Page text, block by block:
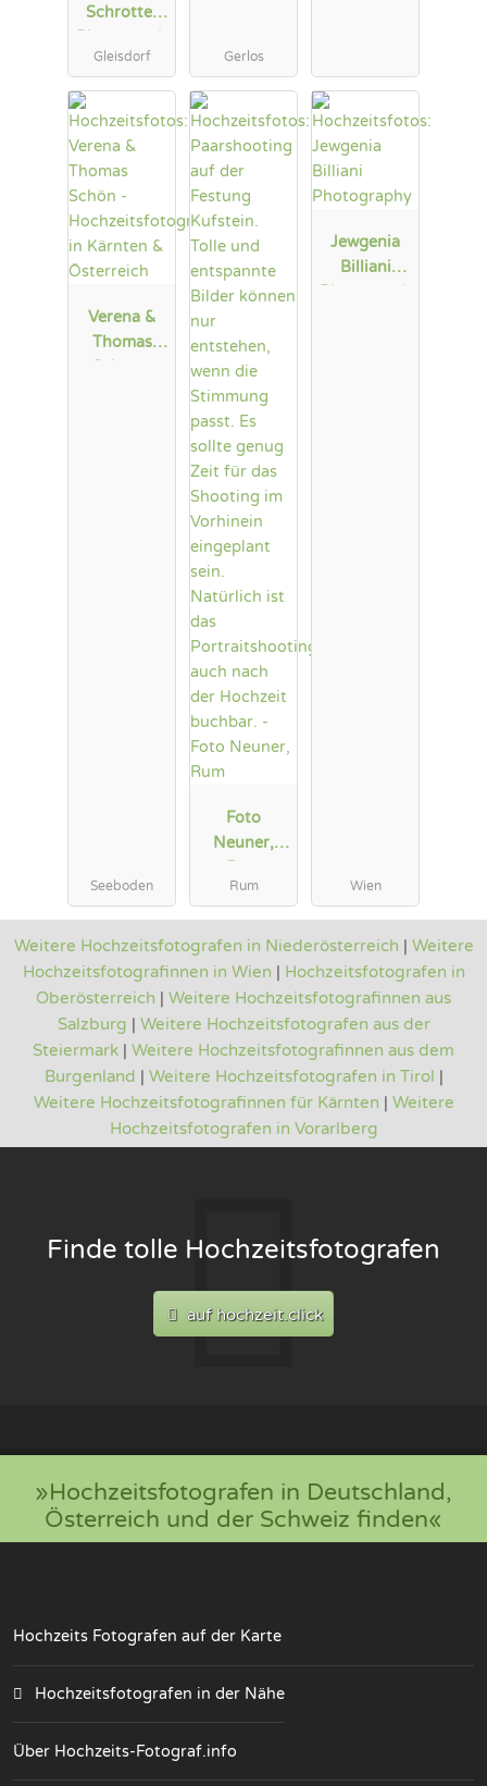
Schrotter
Gleisdorf Gerlos
Verena &
Thomas
Seeboden
Foto
Neuner,
Rum
Jewgenia
Billiani
Wien
Weitere Hochzeitsfotografen in Niederösterreich
Weitere
Hochzeitsfotografinnen in Wien
Hochzeitsfotografen in
Oberösterreich
Weitere Hochzeitsfotografinnen aus
Salzburg
Weitere Hochzeitsfotografen aus der
Steiermark
Weitere Hochzeitsfotografinnen aus dem
Burgenland
Weitere Hochzeitsfotografen in Tirol
Weitere Hochzeitsfotografinnen für Kärnten
Weitere
Hochzeitsfotografen in Vorarlberg
Finde tolle Hochzeitsfotografen
auf hochzeit.click
»Hochzeitsfotografen in Deutschland,
Österreich und der Schweiz finden«
Hochzeits Fotografen auf der Karte
Hochzeitsfotografen in der Nähe
Über Hochzeits-Fotograf.info